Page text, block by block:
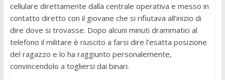
cellulare direttamente dalla centrale operativa e messo in
contatto diretto con il giovane che si rifiutava all’inizio di
dire dove si trovasse. Dopo alcuni minuti drammatici al
telefono il militare è riuscito a farsi dire l’esatta posizione
del ragazzo e lo ha raggiunto personalemente,
convincendolo a togliersi dai binari.